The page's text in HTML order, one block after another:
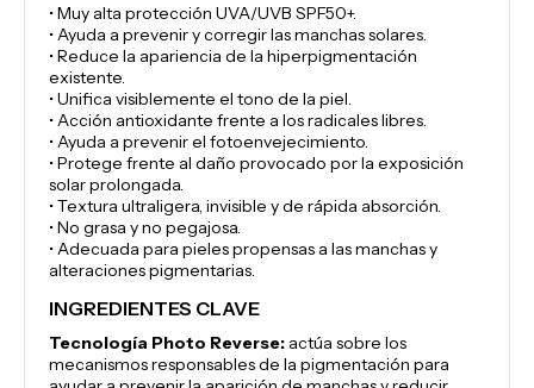
• Muy alta protección UVA/UVB SPF50+.
• Ayuda a prevenir y corregir las manchas solares.
• Reduce la apariencia de la hiperpigmentación
existente.
• Unifica visiblemente el tono de la piel.
• Acción antioxidante frente a los radicales libres.
• Ayuda a prevenir el fotoenvejecimiento.
• Protege frente al daño provocado por la exposición
solar prolongada.
• Textura ultraligera, invisible y de rápida absorción.
• No grasa y no pegajosa.
• Adecuada para pieles propensas a las manchas y
alteraciones pigmentarias.
INGREDIENTES CLAVE
Tecnología Photo Reverse: actúa sobre los
mecanismos responsables de la pigmentación para